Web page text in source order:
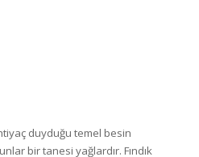
duyduğu temel besin
bir tanesi yağlardır. Fındık